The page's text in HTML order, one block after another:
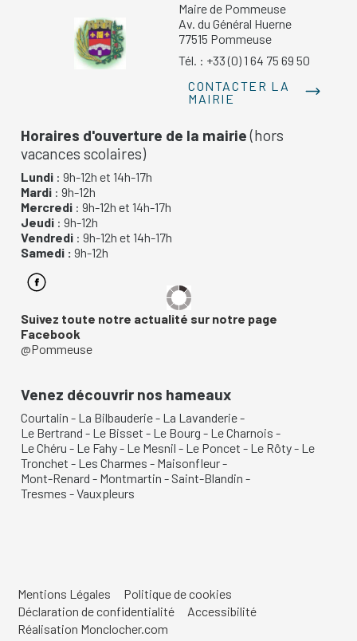
Maire de Pommeuse
Av. du Général Huerne
77515 Pommeuse
Tél. : +33 (0) 1 64 75 69 50
CONTACTER LA
MAIRIE
Horaires d'ouverture de la mairie(hors
vacances scolaires)
Lundi : 9h-12h et 14h-17h
Mardi : 9h-12h
Mercredi : 9h-12h et 14h-17h
Jeudi : 9h-12h
Vendredi : 9h-12h et 14h-17h
Samedi : 9h-12h
Suivez toute notre actualité sur notre page
Facebook
@Pommeuse
Venez découvrir nos hameaux
Courtalin - La Bilbauderie- La Lavanderie-
Le Bertrand - Le Bisset - Le Bourg - Le Charnois -
Le Chéru - Le Fahy- Le Mesnil - Le Poncet - Le Rôty- Le
Tronchet - Les Charmes - Maisonfleur-
Mont-Renard - Montmartin - Saint-Blandin -
Tresmes -Vauxpleurs
Mentions Légales
Politique de cookies
Déclaration de confidentialité
Accessibilité
Réalisation Monclocher.com